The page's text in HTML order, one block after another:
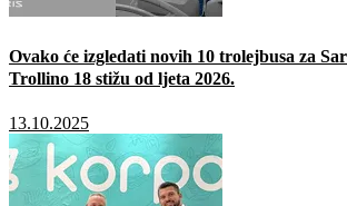
Ovako će izgledati novih 10 trolejbusa za
Trollino 18 stižu od ljeta 2026.
13.10.2025